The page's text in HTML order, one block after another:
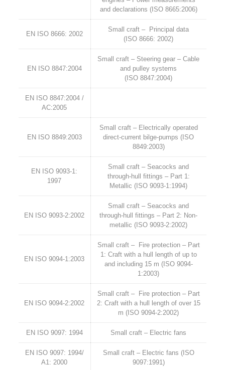
and declarations (ISO 8665:2006)
EN ISO 8666: 2002
Small craft – Principal data
(ISO 8666: 2002)
EN ISO 8847:2004
Small craft – Steering gear – Cable
and pulley systems
(ISO 8847:2004)
EN ISO 8847:2004 /
AC:2005
EN ISO 8849:2003
Small craft – Electrically operated
direct-current bilge-pumps (ISO
8849:2003)
EN ISO 9093-1:
1997
Small craft – Seacocks and
through-hull fittings – Part 1:
Metallic (ISO 9093-1:1994)
EN ISO 9093-2:2002
Small craft – Seacocks and
through-hull fittings – Part 2: Non-
metallic (ISO 9093-2:2002)
EN ISO 9094-1:2003
Small craft – Fire protection – Part
1: Craft with a hull length of up to
and including 15 m (ISO 9094-
1:2003)
EN ISO 9094-2:2002
Small craft – Fire protection – Part
2: Craft with a hull length of over 15
m (ISO 9094-2:2002)
EN ISO 9097: 1994 Small craft – Electric fans
EN ISO 9097: 1994/
A1: 2000
Small craft – Electric fans (ISO
9097:1991)